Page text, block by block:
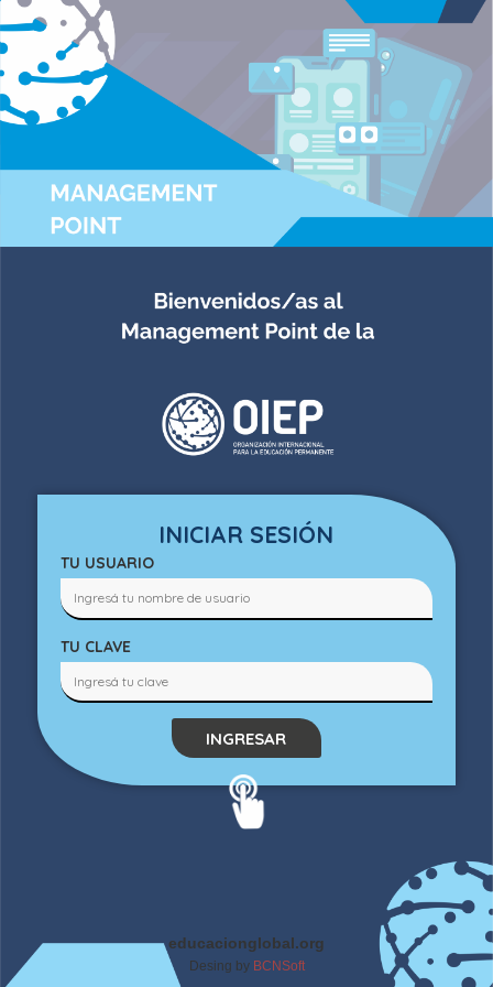
INICIAR SESIÓN
TU USUARIO
TU CLAVE
INGRESAR
educacionglobal.org
Desing by BCNSoft